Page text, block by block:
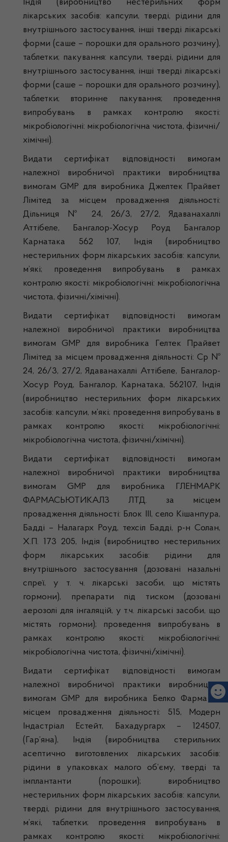
Індія (виробництво нестерильних форм
лікарських засобів: капсули, тверді, рідини для
внутрішнього застосування, інші тверді лікарські
форми (саше – порошки для орального розчину),
таблетки; пакування: капсули, тверді, рідини для
внутрішнього застосування, інші тверді лікарські
форми (саше – порошки для орального розчину),
таблетки; вторинне пакування; проведення
випробувань в рамках контролю якості:
мікробіологічні: мікробіологічна чистота, фізичні/
хімічні).
Видати сертифікат відповідності вимогам
належної виробничої практики виробництва
вимогам GMP для виробника Джелтек Прайвет
Лімітед за місцем провадження діяльності:
Дільниця № 24, 26/3, 27/2, Ядаванахаллі
Аттібеле, Бангалор-Хосур Роуд Бангалор
Карнатака 562 107, Індія (виробництво
нестерильних форм лікарських засобів: капсули,
м’які; проведення випробувань в рамках
контролю якості: мікробіологічні: мікробіологічна
чистота, фізичні/хімічні).
Видати сертифікат відповідності вимогам
належної виробничої практики виробництва
вимогам GMP для виробника Гелтек Прайвет
Лімітед за місцем провадження діяльності: Ср №
24, 26/3, 27/2, Ядаванахаллі Аттібеле, Бангалор-
Хосур Роуд, Бангалор, Карнатака, 562107, Індія
(виробництво нестерильних форм лікарських
засобів: капсули, м’які; проведення випробувань в
рамках контролю якості: мікробіологічні:
мікробіологічна чистота, фізичні/хімічні).
Видати сертифікат відповідності вимогам
належної виробничої практики виробництва
вимогам GMP для виробника ГЛЕНМАРК
ФАРМАСЬЮТИКАЛЗ ЛТД. за місцем
провадження діяльності: Блок ІІІ, село Кішанпура,
Бадді – Налагарх Роуд, техсіл Бадді, р-н Солан,
Х.П. 173 205, Індія (виробництво нестерильних
форм лікарських засобів: рідини для
внутрішнього застосування (дозовані назальні
спреї, у т. ч. лікарські засоби, що містять
гормони), препарати під тиском (дозовані
аерозолі для інгаляцій, у т.ч. лікарські засоби, що
містять гормони); проведення випробувань в
рамках контролю якості: мікробіологічні:
мікробіологічна чистота, фізичні/хімічні).
Видати сертифікат відповідності вимогам
належної виробничої практики виробництва
вимогам GMP для виробника Белко Фарма за
місцем провадження діяльності: 515, Модерн
Індастріал Естейт, Бахадургарх – 124507,
(Гар’яна), Індія (виробництва стерильних
асептично виготовлених лікарських засобів:
рідини в упаковках малого об’єму, тверді та
імплантанти (порошки); виробництво
нестерильних форм лікарських засобів: капсули,
тверді, рідини для внутрішнього застосування,
м’які, таблетки; проведення випробувань в
рамках контролю якості: мікробіологічні: